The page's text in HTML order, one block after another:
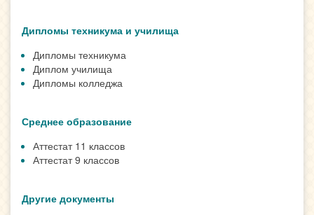
Дипломы техникума и училища
Дипломы техникума
Диплом училища
Дипломы колледжа
Среднее образование
Аттестат 11 классов
Аттестат 9 классов
Другие документы